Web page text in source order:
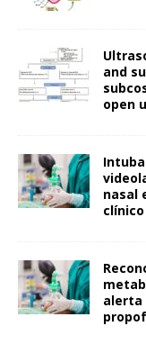
and
open
nasal
clínico
alerta